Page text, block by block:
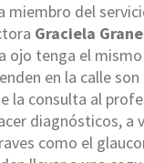
miembro del
Graciela
ojo tenga el
en la calle
la consulta al
diagnósticos, a
como el